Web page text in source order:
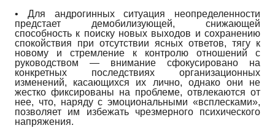
• Для андрогинных ситуация неопределенности
предстает демобилизующей, снижающей
способность к поиску новых выходов и сохранению
спокойствия при отсутствии ясных ответов, тягу к
новому и стремление к контролю отношений с
руководством — внимание сфокусировано на
конкретных последствиях организационных
изменений, касающихся их лично, однако они не
жестко фиксированы на проблеме, отвлекаются от
нее, что, наряду с эмоциональными «всплесками»,
позволяет им избежать чрезмерного психического
напряжения.